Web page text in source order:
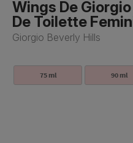
Wings De
De Toilette
Giorgio Beverly Hills
75 ml 90 ml